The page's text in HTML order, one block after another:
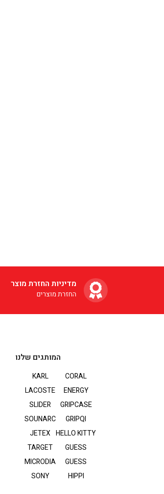
מדיניות החזרת מוצר
החזרת מוצרים
המותגים שלנו
CORAL
ENERGY
GRIPCASE
GRIPQI
HELLO KITTY
GUESS
GUESS
HIPPI
KARL
LACOSTE
SLIDER
SOUNARC
JETEX
TARGET
MICRODIA
SONY